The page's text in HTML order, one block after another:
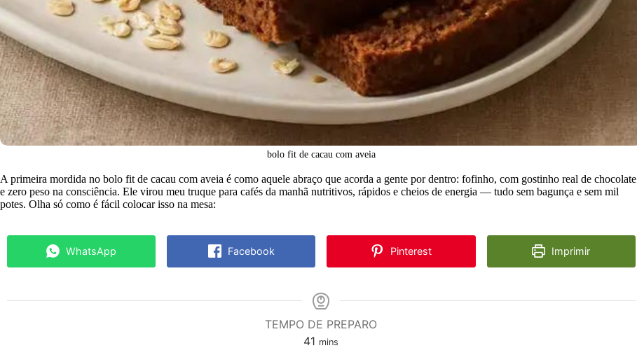
bolo fit de cacau com aveia
A primeira mordida no bolo fit de cacau com aveia é como aquele abraço que acorda a gente por dentro: fofinho, com gostinho real de chocolate
e zero peso na consciência. Ele virou meu truque para cafés da manhã nutritivos, rápidos e cheios de energia — tudo sem bagunça e sem mil
potes. Olha só como é fácil colocar isso na mesa:
WhatsApp Facebook Pinterest Imprimir
TEMPO DE PREPARO
41 minutes
mins